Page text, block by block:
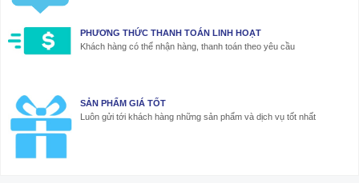
PHƯƠNG THỨC THANH TOÁN LINH HOẠT
Khách hàng có thể nhận hàng, thanh toán theo yêu cầu
SẢN PHẨM GIÁ TỐT
Luôn gửi tới khách hàng những sản phẩm và dịch vụ tốt nhất